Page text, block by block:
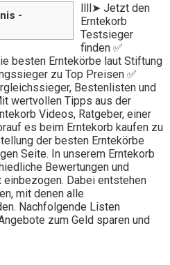
-
llll➤ Jetzt den
Erntekorb
Testsieger
finden ✅
besten Erntekörbe laut Stiftung
zu Top Preisen ✅
Bestenlisten und
wertvollen Tipps aus der
Videos, Ratgeber, einer
es beim Erntekorb kaufen zu
der besten Erntekörbe
Seite. In unserem Erntekorb
Bewertungen und
Dabei entstehen
mit denen alle
Nachfolgende Listen
zum Geld sparen und